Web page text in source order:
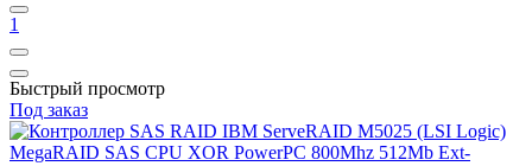
1
Быстрый просмотр
Под заказ